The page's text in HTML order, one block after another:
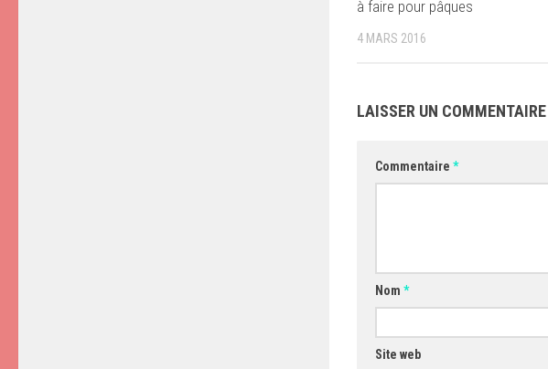
à faire pour pâques
4 MARS 2016
LAISSER UN COMMENTAIRE
Commentaire *
Nom *
Site web